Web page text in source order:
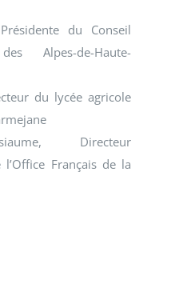
du Conseil
Alpes-de-Haute-
du lycée agricole
Directeur
Français de la